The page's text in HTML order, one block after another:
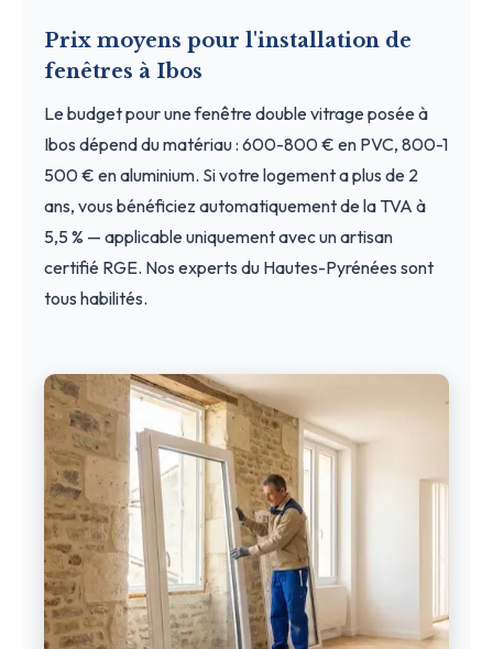
Prix moyens pour l'installation de
fenêtres à Ibos
Le budget pour une fenêtre double vitrage posée à
Ibos dépend du matériau : 600-800 € en PVC, 800-1
500 € en aluminium. Si votre logement a plus de 2
ans, vous bénéficiez automatiquement de la TVA à
5,5 % — applicable uniquement avec un artisan
certifié RGE. Nos experts du Hautes-Pyrénées sont
tous habilités.